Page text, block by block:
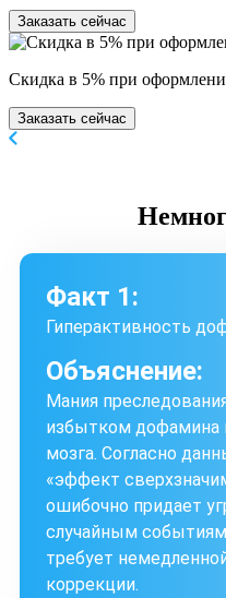
Заказать сейчас
Скидка в 5% при
Заказать сейчас
Факт 1:
Гиперактивность
Объяснение:
Мания
избытком дофамина
мозга. Согласно
«эффект
ошибочно придает
случайным событиям
требует
коррекции.